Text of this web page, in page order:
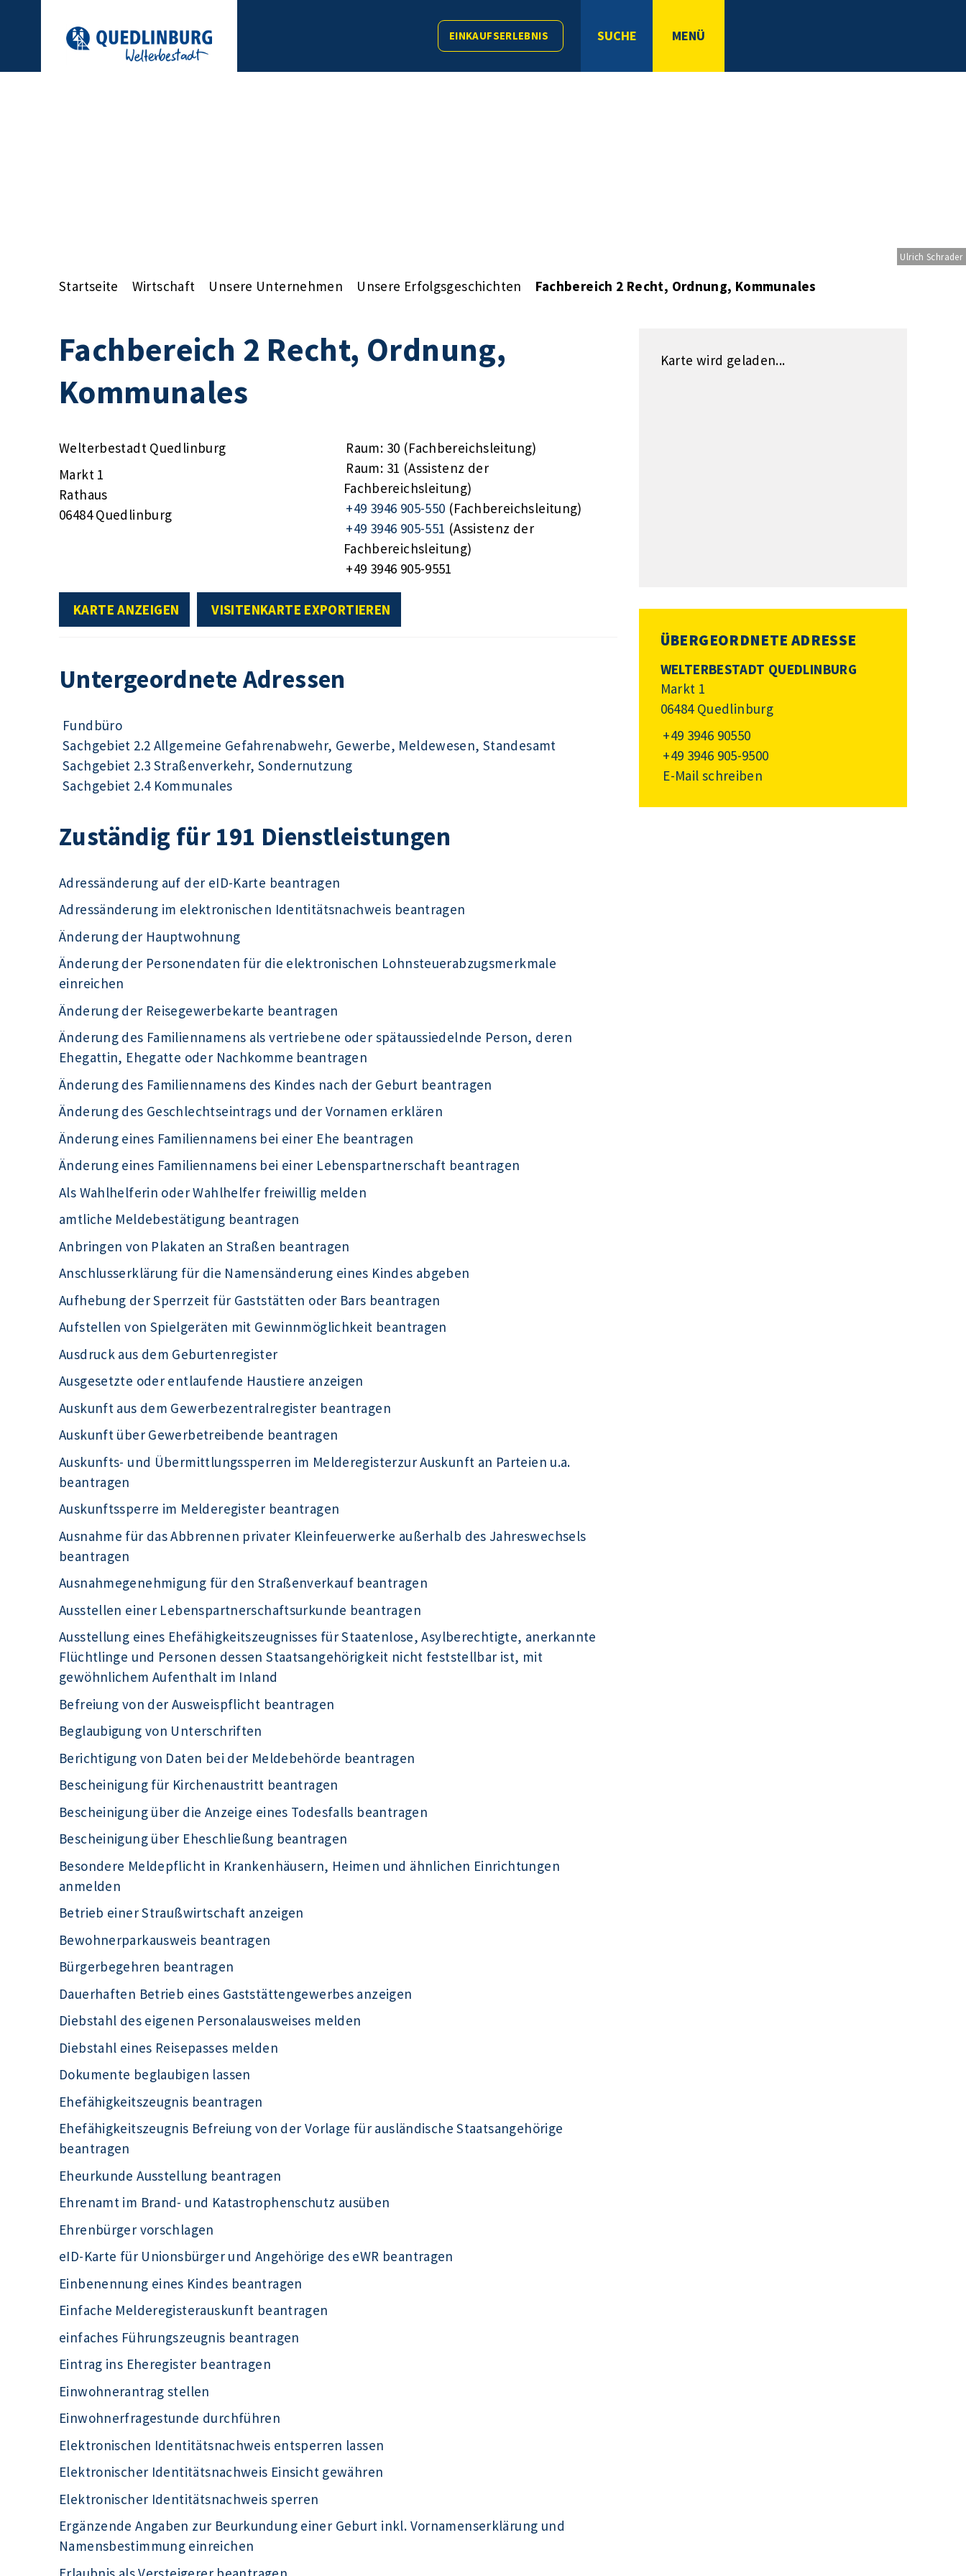
EINKAUFSERLEBNIS SUCHE MENÜ
Ulrich Schrader
Startseite Wirtschaft Unsere Unternehmen Unsere Erfolgsgeschichten Fachbereich 2 Recht, Ordnung, Kommunales
Fachbereich 2 Recht, Ordnung,
Kommunales
Welterbestadt Quedlinburg
Markt 1
Rathaus
06484 Quedlinburg
Raum: 30 (Fachbereichsleitung)
Raum: 31 (Assistenz der
Fachbereichsleitung)
+49 3946 905-550 (Fachbereichsleitung)
+49 3946 905-551 (Assistenz der
Fachbereichsleitung)
+49 3946 905-9551
KARTE ANZEIGEN VISITENKARTE EXPORTIEREN
Untergeordnete Adressen
Fundbüro
Sachgebiet 2.2 Allgemeine Gefahrenabwehr, Gewerbe, Meldewesen, Standesamt
Sachgebiet 2.3 Straßenverkehr, Sondernutzung
Sachgebiet 2.4 Kommunales
Zuständig für 191 Dienstleistungen
Adressänderung auf der eID-Karte beantragen
Adressänderung im elektronischen Identitätsnachweis beantragen
Änderung der Hauptwohnung
Änderung der Personendaten für die elektronischen Lohnsteuerabzugsmerkmale
einreichen
Änderung der Reisegewerbekarte beantragen
Änderung des Familiennamens als vertriebene oder spätaussiedelnde Person, deren
Ehegattin, Ehegatte oder Nachkomme beantragen
Änderung des Familiennamens des Kindes nach der Geburt beantragen
Änderung des Geschlechtseintrags und der Vornamen erklären
Änderung eines Familiennamens bei einer Ehe beantragen
Änderung eines Familiennamens bei einer Lebenspartnerschaft beantragen
Als Wahlhelferin oder Wahlhelfer freiwillig melden
amtliche Meldebestätigung beantragen
Anbringen von Plakaten an Straßen beantragen
Anschlusserklärung für die Namensänderung eines Kindes abgeben
Aufhebung der Sperrzeit für Gaststätten oder Bars beantragen
Aufstellen von Spielgeräten mit Gewinnmöglichkeit beantragen
Ausdruck aus dem Geburtenregister
Ausgesetzte oder entlaufende Haustiere anzeigen
Auskunft aus dem Gewerbezentralregister beantragen
Auskunft über Gewerbetreibende beantragen
Auskunfts- und Übermittlungssperren im Melderegisterzur Auskunft an Parteien u.a.
beantragen
Auskunftssperre im Melderegister beantragen
Ausnahme für das Abbrennen privater Kleinfeuerwerke außerhalb des Jahreswechsels
beantragen
Ausnahmegenehmigung für den Straßenverkauf beantragen
Ausstellen einer Lebenspartnerschaftsurkunde beantragen
Ausstellung eines Ehefähigkeitszeugnisses für Staatenlose, Asylberechtigte, anerkannte
Flüchtlinge und Personen dessen Staatsangehörigkeit nicht feststellbar ist, mit
gewöhnlichem Aufenthalt im Inland
Befreiung von der Ausweispflicht beantragen
Beglaubigung von Unterschriften
Berichtigung von Daten bei der Meldebehörde beantragen
Bescheinigung für Kirchenaustritt beantragen
Bescheinigung über die Anzeige eines Todesfalls beantragen
Bescheinigung über Eheschließung beantragen
Besondere Meldepflicht in Krankenhäusern, Heimen und ähnlichen Einrichtungen
anmelden
Betrieb einer Straußwirtschaft anzeigen
Bewohnerparkausweis beantragen
Bürgerbegehren beantragen
Dauerhaften Betrieb eines Gaststättengewerbes anzeigen
Diebstahl des eigenen Personalausweises melden
Diebstahl eines Reisepasses melden
Dokumente beglaubigen lassen
Ehefähigkeitszeugnis beantragen
Ehefähigkeitszeugnis Befreiung von der Vorlage für ausländische Staatsangehörige
beantragen
Eheurkunde Ausstellung beantragen
Ehrenamt im Brand- und Katastrophenschutz ausüben
Ehrenbürger vorschlagen
eID-Karte für Unionsbürger und Angehörige des eWR beantragen
Einbenennung eines Kindes beantragen
Einfache Melderegisterauskunft beantragen
einfaches Führungszeugnis beantragen
Eintrag ins Eheregister beantragen
Einwohnerantrag stellen
Einwohnerfragestunde durchführen
Elektronischen Identitätsnachweis entsperren lassen
Elektronischer Identitätsnachweis Einsicht gewähren
Elektronischer Identitätsnachweis sperren
Ergänzende Angaben zur Beurkundung einer Geburt inkl. Vornamenserklärung und
Namensbestimmung einreichen
Karte wird geladen...
ÜBERGEORDNETE ADRESSE
WELTERBESTADT QUEDLINBURG
Markt 1
06484 Quedlinburg
+49 3946 90550
+49 3946 905-9500
E-Mail schreiben